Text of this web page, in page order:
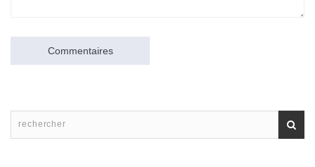
Commentaires